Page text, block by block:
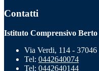
Contatti
Istituto Comprensivo
Via Verdi, 114 -
Tel: 0442640074
Tel: 0442640144